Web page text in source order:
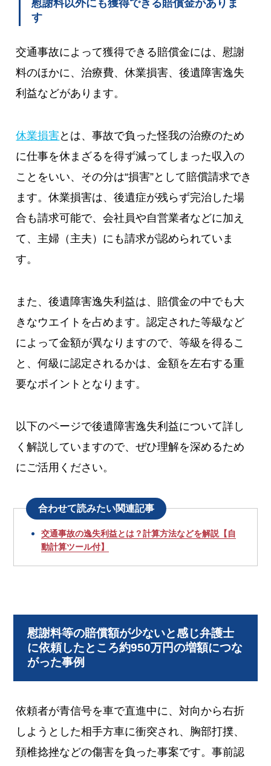
慰謝料以外にも獲得できる賠償金がありま
す
交通事故によって獲得できる賠償金には、慰謝
料のほかに、治療費、休業損害、後遺障害逸失
利益などがあります。
休業損害とは、事故で負った怪我の治療のため
に仕事を休まざるを得ず減ってしまった収入の
ことをいい、その分は“損害”として賠償請求でき
ます。休業損害は、後遺症が残らず完治した場
合も請求可能で、会社員や自営業者などに加え
て、主婦（主夫）にも請求が認められていま
す。
また、後遺障害逸失利益は、賠償金の中でも大
きなウエイトを占めます。認定された等級など
によって金額が異なりますので、等級を得るこ
と、何級に認定されるかは、金額を左右する重
要なポイントとなります。
以下のページで後遺障害逸失利益について詳し
く解説していますので、ぜひ理解を深めるため
にご活用ください。
合わせて読みたい関連記事
交通事故の逸失利益とは？計算方法などを解説【自
動計算ツール付】
慰謝料等の賠償額が少ないと感じ弁護士
に依頼したところ約950万円の増額につな
がった事例
依頼者が青信号を車で直進中に、対向から右折
しようとした相手方車に衝突され、胸部打撲、
頚椎捻挫などの傷害を負った事案です。事前認